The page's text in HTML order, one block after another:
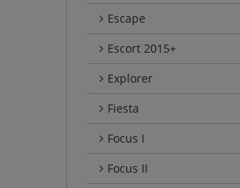
Escape
Escort 2015+
Explorer
Fiesta
Focus I
Focus II